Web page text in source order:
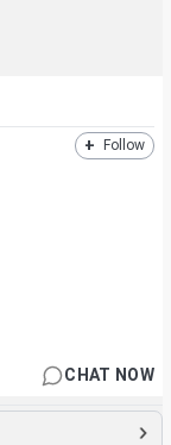
+ Follow
CHAT NOW